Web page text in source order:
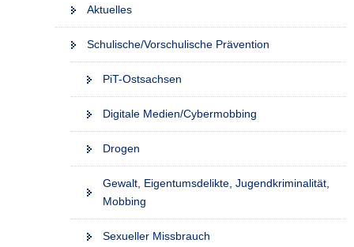
Aktuelles
Schulische/Vorschulische Prävention
PiT-Ostsachsen
Digitale Medien/Cybermobbing
Drogen
Gewalt, Eigentumsdelikte, Jugendkriminalität,
Mobbing
Sexueller Missbrauch